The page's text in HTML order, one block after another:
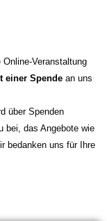
Veranstaltung
einer Spende an uns
über Spenden
bei, das Angebote wie
bedanken uns für Ihre